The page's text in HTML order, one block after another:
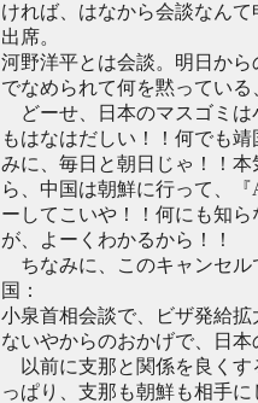
ければ、はなから会談なん
出席。
河野洋平とは会談。明日か
でなめられて何を黙ってい
どーせ、日本のマスゴミは
もはなはだしい！！何でも
みに、毎日と朝日じゃ！！
ら、中国は朝鮮に行って、
ーしてこいや！！何にも知
が、よーくわかるから！！
ちなみに、このキャンセル
国：
小泉首相会談で、ビザ発給
ないやからのおかげで、日
以前に支那と関係を良くす
っぱり、支那も朝鮮も相手